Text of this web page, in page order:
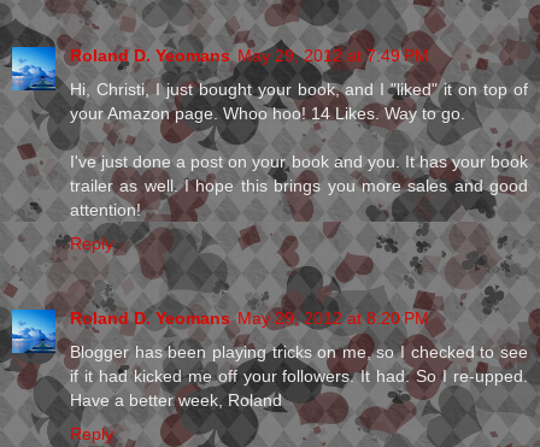
Roland D. Yeomans May 29, 2012 at 7:49 PM
Hi, Christi, I just bought your book, and I "liked" it on top of
your Amazon page. Whoo hoo! 14 Likes. Way to go.
I've just done a post on your book and you. It has your book
trailer as well. I hope this brings you more sales and good
attention!
Reply
Roland D. Yeomans May 29, 2012 at 8:20 PM
Blogger has been playing tricks on me, so I checked to see
if it had kicked me off your followers. It had. So I re-upped.
Have a better week, Roland
Reply